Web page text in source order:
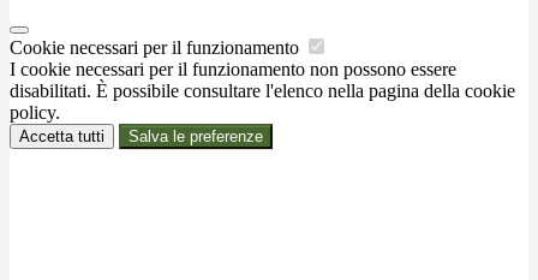
Cookie necessari per il funzionamento
I cookie necessari per il funzionamento non possono essere
disabilitati. È possibile consultare l'elenco nella pagina della cookie
policy.
Accetta tutti Salva le preferenze